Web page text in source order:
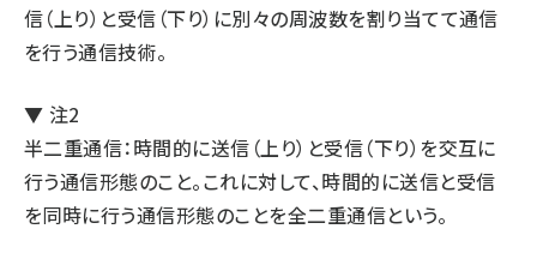
信（上り）と受信（下り）に別々の周波数を割り当てて通信
を行う通信技術。
▼ 注2
半二重通信：時間的に送信（上り）と受信（下り）を交互に
行う通信形態のこと。これに対して、時間的に送信と受信
を同時に行う通信形態のことを全二重通信という。